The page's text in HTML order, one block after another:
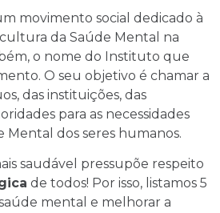
movimento social dedicado à
da Saúde Mental na
o nome do Instituto que
O seu objetivo é chamar a
das instituições, das
para as necessidades
Mental dos seres humanos.
saudável pressupõe respeito
de todos! Por isso, listamos 5
mental e melhorar a